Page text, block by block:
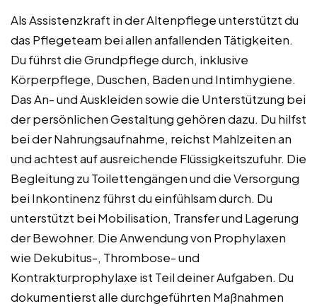
Als Assistenzkraft in der Altenpflege unterstützt du
das Pflegeteam bei allen anfallenden Tätigkeiten.
Du führst die Grundpflege durch, inklusive
Körperpflege, Duschen, Baden und Intimhygiene.
Das An- und Auskleiden sowie die Unterstützung bei
der persönlichen Gestaltung gehören dazu. Du hilfst
bei der Nahrungsaufnahme, reichst Mahlzeiten an
und achtest auf ausreichende Flüssigkeitszufuhr. Die
Begleitung zu Toilettengängen und die Versorgung
bei Inkontinenz führst du einfühlsam durch. Du
unterstützt bei Mobilisation, Transfer und Lagerung
der Bewohner. Die Anwendung von Prophylaxen
wie Dekubitus-, Thrombose- und
Kontrakturprophylaxe ist Teil deiner Aufgaben. Du
dokumentierst alle durchgeführten Maßnahmen